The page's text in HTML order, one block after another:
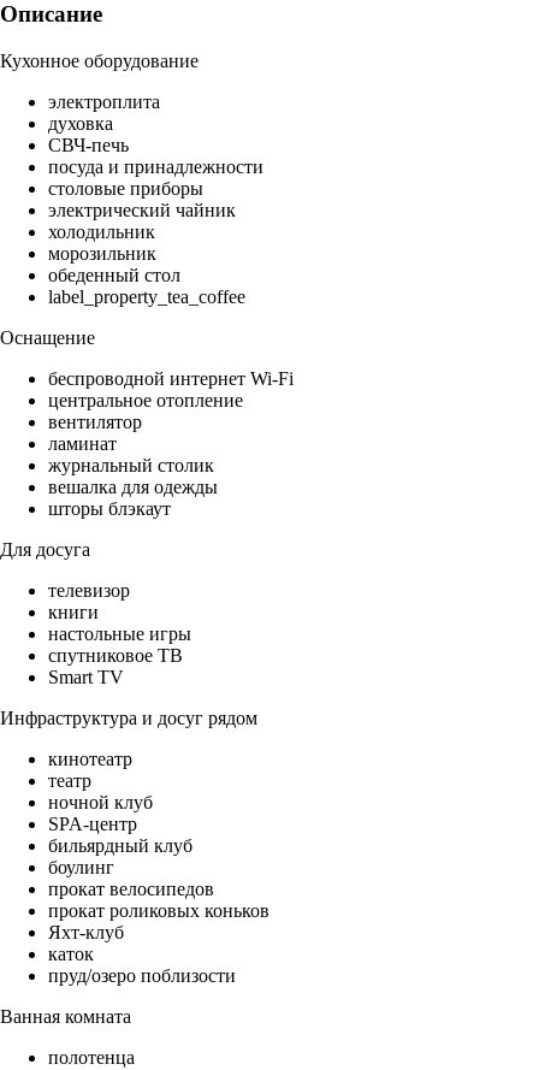
Описание
Кухонное оборудование
электроплита
духовка
СВЧ-печь
посуда и принадлежности
столовые приборы
электрический чайник
холодильник
морозильник
обеденный стол
label_property_tea_coffee
Оснащение
беспроводной интернет Wi-Fi
центральное отопление
вентилятор
ламинат
журнальный столик
вешалка для одежды
шторы блэкаут
Для досуга
телевизор
книги
настольные игры
спутниковое ТВ
Smart TV
Инфраструктура и досуг рядом
кинотеатр
театр
ночной клуб
SPA-центр
бильярдный клуб
боулинг
прокат велосипедов
прокат роликовых коньков
Яхт-клуб
каток
пруд/озеро поблизости
Ванная комната
полотенца